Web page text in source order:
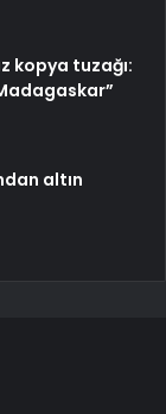
kopya tuzağı:
altın